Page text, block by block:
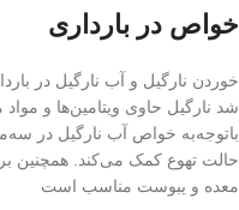
خواص در بارداری
خوردن نارگیل و آب نارگیل در
شد نارگیل حاوی ویتامین‌ها و
باتوجه‌به خواص آب نارگیل در
حالت تهوع کمک می‌کند. همچنین
معده و یبوست مناسب است